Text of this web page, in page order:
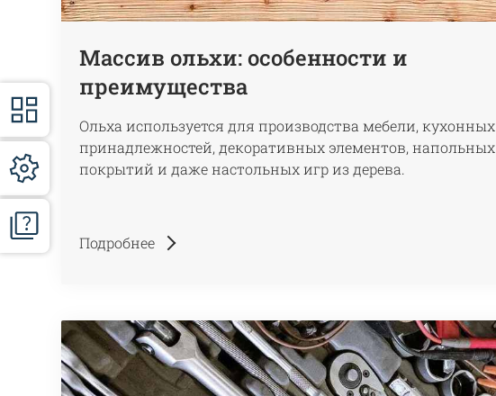
Массив ольхи: особенности и
преимущества
Ольха используется для производства мебели, кухонных
принадлежностей, декоративных элементов, напольных
покрытий и даже настольных игр из дерева.
Подробнее